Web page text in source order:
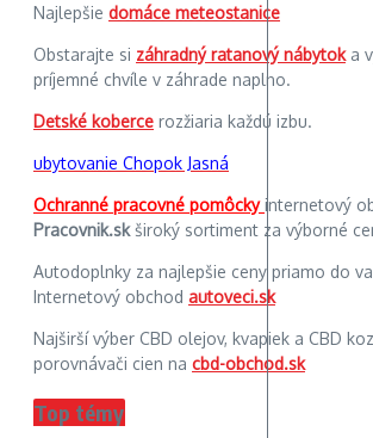
Najlepšie domáce meteostanice
Obstarajte si záhradný ratanový nábytoka
príjemné chvíle v záhrade naplno.
Detské koberce rozžiaria každú izbu.
ubytovanie Chopok Jasná
Ochranné pracovné pomôckyinternetový
Pracovnik.skširoký sortiment za výborné
Autodoplnky za najlepšie ceny priamo do
Internetový obchod autoveci.sk
Najširší výber CBD olejov, kvapiek a CBD
porovnávači cien na cbd-obchod.sk
Top témy